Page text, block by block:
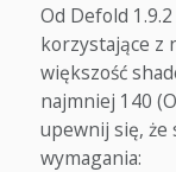
Od Defold
korzystające z
większość
najmniej 140
upewnij się, że
wymagania: